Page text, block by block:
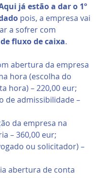
já estão a dar o 1º
pois, a empresa vai
a sofrer com
fluxo de caixa.
abertura da empresa
hora (escolha do
hora) – 220,00 eur;
de admissibilidade –
da empresa na
– 360,00 eur;
ou solicitador) –
abertura de conta